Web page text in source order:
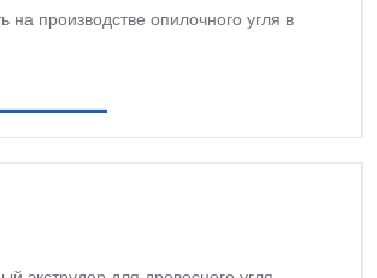
на производстве опилочного угля в